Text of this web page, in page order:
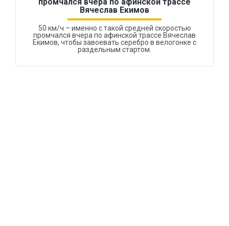
Вячеслав Екимов
50 км/ч – именно с такой средней скоростью
промчался вчера по афинской трассе Вячеслав
Екимов, чтобы завоевать серебро в велогонке с
раздельным стартом.